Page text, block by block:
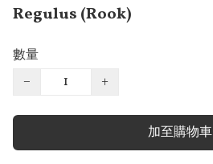
Regulus (Rook)
數量
−
+
加至購物車